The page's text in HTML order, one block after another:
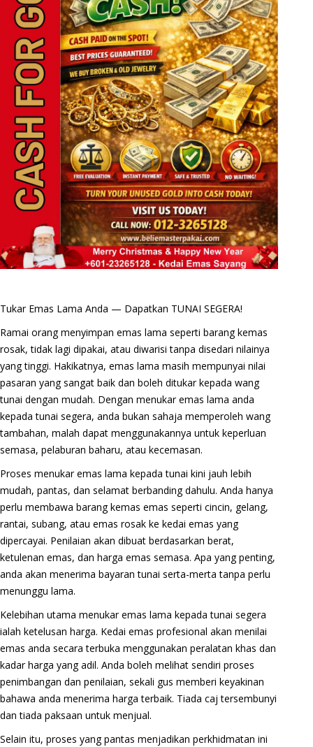
Tukar Emas Lama Anda — Dapatkan TUNAI SEGERA!
Ramai orang menyimpan emas lama seperti barang kemas
rosak, tidak lagi dipakai, atau diwarisi tanpa disedari nilainya
yang tinggi. Hakikatnya, emas lama masih mempunyai nilai
pasaran yang sangat baik dan boleh ditukar kepada wang
tunai dengan mudah. Dengan menukar emas lama anda
kepada tunai segera, anda bukan sahaja memperoleh wang
tambahan, malah dapat menggunakannya untuk keperluan
semasa, pelaburan baharu, atau kecemasan.
Proses menukar emas lama kepada tunai kini jauh lebih
mudah, pantas, dan selamat berbanding dahulu. Anda hanya
perlu membawa barang kemas emas seperti cincin, gelang,
rantai, subang, atau emas rosak ke kedai emas yang
dipercayai. Penilaian akan dibuat berdasarkan berat,
ketulenan emas, dan harga emas semasa. Apa yang penting,
anda akan menerima bayaran tunai serta-merta tanpa perlu
menunggu lama.
Kelebihan utama menukar emas lama kepada tunai segera
ialah ketelusan harga. Kedai emas profesional akan menilai
emas anda secara terbuka menggunakan peralatan khas dan
kadar harga yang adil. Anda boleh melihat sendiri proses
penimbangan dan penilaian, sekali gus memberi keyakinan
bahawa anda menerima harga terbaik. Tiada caj tersembunyi
dan tiada paksaan untuk menjual.
Selain itu, proses yang pantas menjadikan perkhidmatan ini